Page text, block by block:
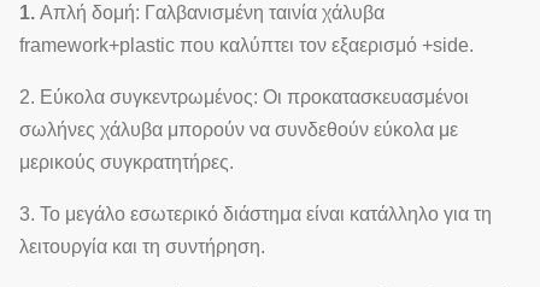
6
σύστημα
αλυσίδων,
χειρωνακτικός
Αποτελείται από
δροσίζοντας
1. Απλή δομή: Γαλβανισμένη ταινία χάλυβα
framework+plastic που καλύπτει τον εξαερισμό +side.
2. Εύκολα συγκεντρωμένος: Οι προκατασκευασμένοι
σωλήνες χάλυβα μπορούν να συνδεθούν εύκολα με
μερικούς συγκρατητήρες.
3. Το μεγάλο εσωτερικό διάστημα είναι κατάλληλο για τη
λειτουργία και τη συντήρηση.